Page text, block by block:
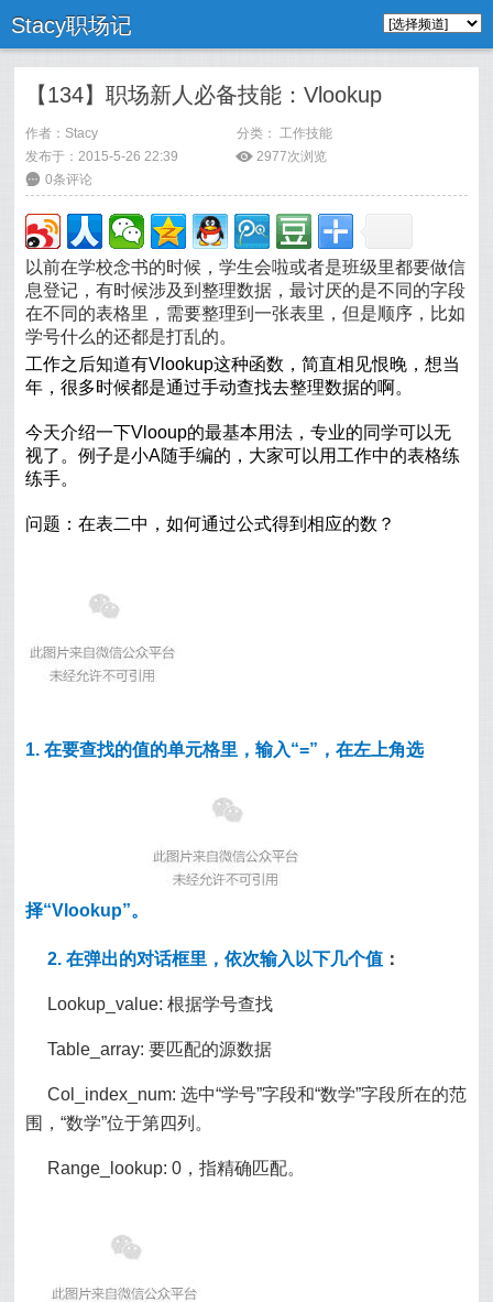
Stacy职场记
【134】职场新人必备技能：Vlookup
作者： Stacy 分类： 工作技能
发布于：2015-5-26 22:39
ė 2977次浏览
6 0条评论
以前在学校念书的时候，学生会啦或者是班级里都要做信
息登记，有时候涉及到整理数据，最讨厌的是不同的字段
在不同的表格里，需要整理到一张表里，但是顺序，比如
学号什么的还都是打乱的。
工作之后知道有Vlookup这种函数，简直相见恨晚，想当
年，很多时候都是通过手动查找去整理数据的啊。
今天介绍一下Vlooup的最基本用法，专业的同学可以无
视了。例子是小A随手编的，大家可以用工作中的表格练
练手。
问题：在表二中，如何通过公式得到相应的数？
1. 在要查找的值的单元格里，输入“=”，在左上角选
择“Vlookup”。
2. 在弹出的对话框里，依次输入 以下几个值 ：
Lookup_value: 根据学号查找
Table_array: 要匹配的源数据
Col_index_num: 选中“学号”字段和“数学”字段所在的范
围，“数学”位于第四列。
Range_lookup: 0，指精确匹配。